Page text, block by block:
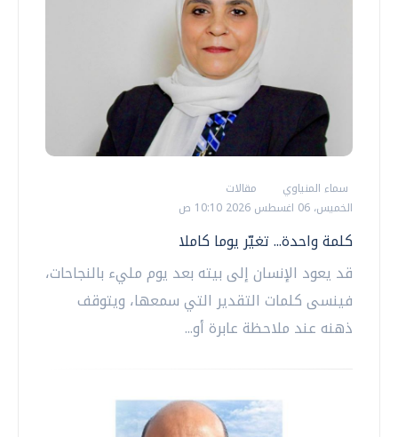
سماء المنياوي
مقالات
الخميس، 06 اغسطس 2026 10:10 ص
كلمة واحدة... تغيّر يوما كاملا
قد يعود الإنسان إلى بيته بعد يوم مليء بالنجاحات،
فينسى كلمات التقدير التي سمعها، ويتوقف
ذهنه عند ملاحظة عابرة أو...